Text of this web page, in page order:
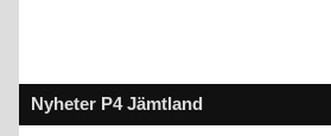
Nyheter P4 Jämtland